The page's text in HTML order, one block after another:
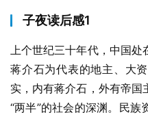
子夜读后感1
上个世纪三十年代，中国处
蒋介石为代表的地主、大
实，内有蒋介石，外有帝国
“两半”的社会的深渊。民